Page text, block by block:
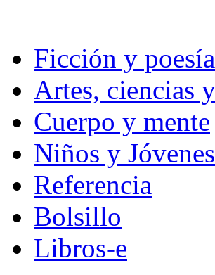
Ficción y poesía
Artes, ciencias
Cuerpo y mente
Niños y Jóvenes
Referencia
Bolsillo
Libros-e